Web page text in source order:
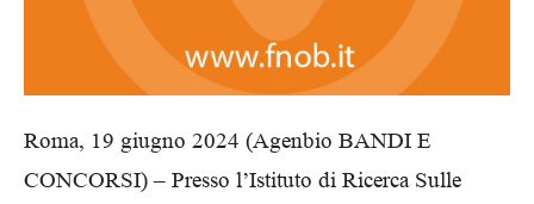
Roma, 19 giugno 2024 (Agenbio BANDI E
CONCORSI) – Presso l’Istituto di Ricerca Sulle